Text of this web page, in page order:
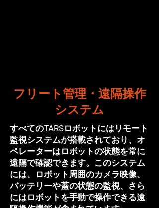
フリート管理・遠隔操作
システム
すべてのTARSロボットにはリモート
監視システムが搭載されており、オ
ペレーターはロボットの状態を常に
遠隔で確認できます。このシステム
には、ロボット周囲のカメラ映像、
バッテリーや蓋の状態の監視、さら
にはロボットを手動で操作できる遠